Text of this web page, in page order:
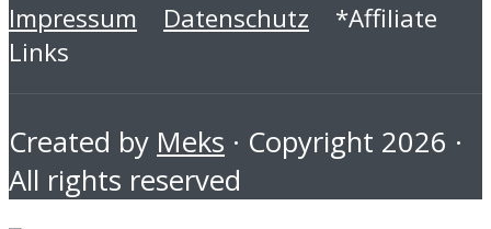
Impressum Datenschutz *Affiliate
Links
Created by Meks · Copyright 2026 ·
All rights reserved